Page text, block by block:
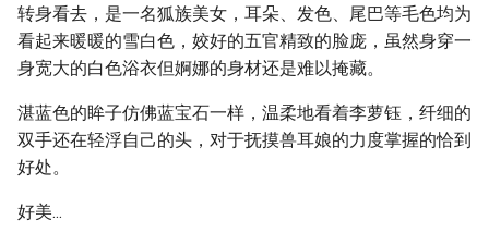
转身看去，是一名狐族美女，耳朵、发色、尾巴等毛色均为
看起来暖暖的雪白色，姣好的五官精致的脸庞，虽然身穿一
身宽大的白色浴衣但婀娜的身材还是难以掩藏。
湛蓝色的眸子仿佛蓝宝石一样，温柔地看着李萝钰，纤细的
双手还在轻浮自己的头，对于抚摸兽耳娘的力度掌握的恰到
好处。
好美...